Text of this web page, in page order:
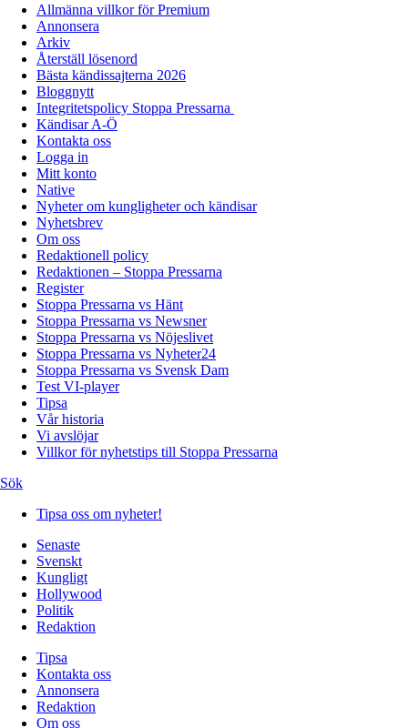
Allmänna villkor för Premium
Annonsera
Arkiv
Återställ lösenord
Bästa kändissajterna 2026
Bloggnytt
Integritetspolicy Stoppa Pressarna
Kändisar A-Ö
Kontakta oss
Logga in
Mitt konto
Native
Nyheter om kungligheter och kändisar
Nyhetsbrev
Om oss
Redaktionell policy
Redaktionen – Stoppa Pressarna
Register
Stoppa Pressarna vs Hänt
Stoppa Pressarna vs Newsner
Stoppa Pressarna vs Nöjeslivet
Stoppa Pressarna vs Nyheter24
Stoppa Pressarna vs Svensk Dam
Test VI-player
Tipsa
Vår historia
Vi avslöjar
Villkor för nyhetstips till Stoppa Pressarna
Sök
Tipsa oss om nyheter!
Senaste
Svenskt
Kungligt
Hollywood
Politik
Redaktion
Tipsa
Kontakta oss
Annonsera
Redaktion
Om oss